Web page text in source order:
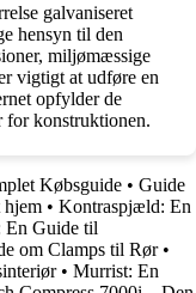
galvaniseret
hensyn til den
miljømæssige
vigtigt at udføre en
opfylder de
for konstruktionen.
Købsguide • Guide
hjem • Kontraspjæld: En
En Guide til
om Clamps til Rør•
• Murrist: En